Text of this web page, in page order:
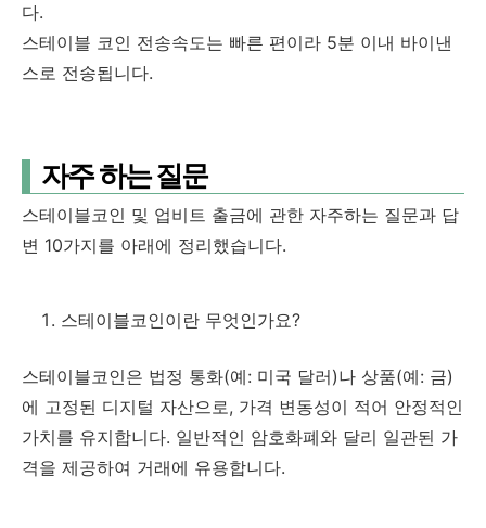
다.
스테이블 코인 전송속도는 빠른 편이라 5분 이내 바이낸
스로 전송됩니다.
자주 하는 질문
스테이블코인 및 업비트 출금에 관한 자주하는 질문과 답
변 10가지를 아래에 정리했습니다.
스테이블코인이란 무엇인가요?
스테이블코인은 법정 통화(예: 미국 달러)나 상품(예: 금)
에 고정된 디지털 자산으로, 가격 변동성이 적어 안정적인
가치를 유지합니다. 일반적인 암호화폐와 달리 일관된 가
격을 제공하여 거래에 유용합니다.